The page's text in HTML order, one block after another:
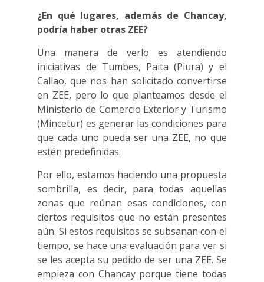
¿En qué lugares, además de Chancay,
podría haber otras ZEE?
Una manera de verlo es atendiendo
iniciativas de Tumbes, Paita (Piura) y el
Callao, que nos han solicitado convertirse
en ZEE, pero lo que planteamos desde el
Ministerio de Comercio Exterior y Turismo
(Mincetur) es generar las condiciones para
que cada uno pueda ser una ZEE, no que
estén predefinidas.
Por ello, estamos haciendo una propuesta
sombrilla, es decir, para todas aquellas
zonas que reúnan esas condiciones, con
ciertos requisitos que no están presentes
aún. Si estos requisitos se subsanan con el
tiempo, se hace una evaluación para ver si
se les acepta su pedido de ser una ZEE. Se
empieza con Chancay porque tiene todas